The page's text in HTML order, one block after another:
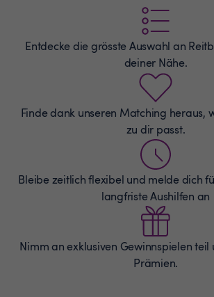
Entdecke die grösste Auswahl an
deiner Nähe.
Finde dank unseren Matching heraus,
zu dir passt.
Bleibe zeitlich flexibel und melde dich
langfriste Aushilfen an
Nimm an exklusiven Gewinnspielen
Prämien.